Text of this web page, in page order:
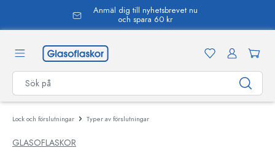
Anmäl dig till nyhetsbrevet nu
och spara 60 kr
Lock och förslutningar Typer av förslutningar
GLASOFLASKOR